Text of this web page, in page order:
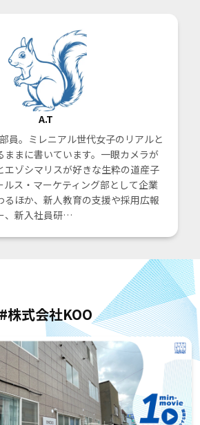
A.T
員。ミレニアル世代女子のリアルと
ままに書いています。一眼カメラが
エゾシマリスが好きな生粋の道産子
ルス・マーケティング部として企業
るほか、新人教育の支援や採用広報
、新入社員研…
#株式会社KOO